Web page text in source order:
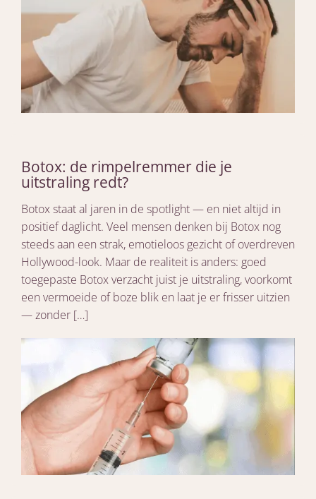
Botox: de rimpelremmer die je
uitstraling redt?
Botox staat al jaren in de spotlight — en niet altijd in
positief daglicht. Veel mensen denken bij Botox nog
steeds aan een strak, emotieloos gezicht of overdreven
Hollywood-look. Maar de realiteit is anders: goed
toegepaste Botox verzacht juist je uitstraling, voorkomt
een vermoeide of boze blik en laat je er frisser uitzien
— zonder […]